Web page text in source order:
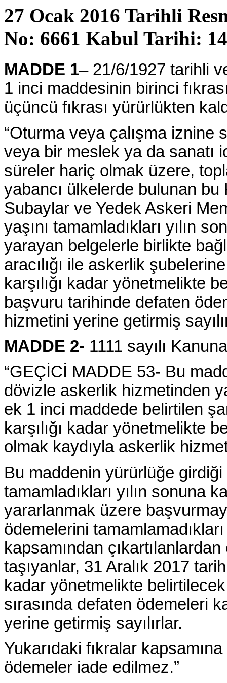
27 Ocak 2016 Tarihli
No: 6661 Kabul Tarihi:
MADDE 1– 21/6/1927 tarihli
1 inci maddesinin birinci
üçüncü fıkrası yürürlükten
“Oturma veya çalışma iznine
veya bir meslek ya da sanatı
süreler hariç olmak üzere,
yabancı ülkelerde bulunan bu
Subaylar ve Yedek Askeri
yaşını tamamladıkları yılın
yarayan belgelerle birlikte
aracılığı ile askerlik
karşılığı kadar yönetmelikte
başvuru tarihinde defaten
hizmetini yerine getirmiş
MADDE 2- 1111 sayılı
“GEÇİCİ MADDE 53- Bu
dövizle askerlik hizmetinden
ek 1 inci maddede belirtilen
karşılığı kadar yönetmelikte
olmak kaydıyla askerlik
Bu maddenin yürürlüğe girdiği
tamamladıkları yılın sonuna
yararlanmak üzere
ödemelerini
kapsamından
taşıyanlar, 31 Aralık 2017
kadar yönetmelikte
sırasında defaten ödemeleri
yerine getirmiş sayılırlar.
Yukarıdaki fıkralar
ödemeler iade edilmez.”